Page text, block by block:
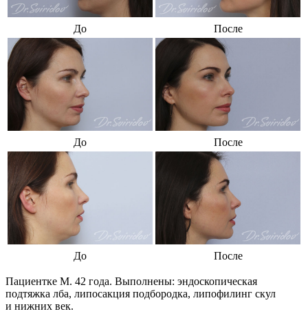
До После
До После
До После
Пациентке M. 42 года. Выполнены: эндоскопическая
подтяжка лба, липосакция подбородка, липофилинг скул
и нижних век.